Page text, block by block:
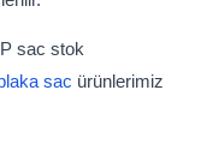
sac stok
sac ürünlerimiz